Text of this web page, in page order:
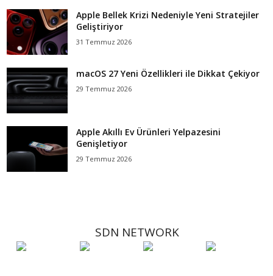
Apple Bellek Krizi Nedeniyle Yeni Stratejiler
Geliştiriyor
31 Temmuz 2026
macOS 27 Yeni Özellikleri ile Dikkat Çekiyor
29 Temmuz 2026
Apple Akıllı Ev Ürünleri Yelpazesini
Genişletiyor
29 Temmuz 2026
SDN NETWORK